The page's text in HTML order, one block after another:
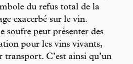
du refus total de la
exacerbé sur le vin.
soufre peut présenter des
pour les vins vivants,
C’est ainsi qu’un